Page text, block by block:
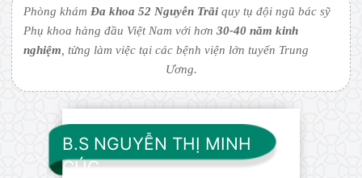
Phòng khámĐa khoa 52 Nguyễn Trãi quy tụ đội ngũ bác sỹ
Phụ khoa hàng đầu Việt Nam với hơn30-40 năm kinh
nghiệm , từng làm việc tại các bệnh viện lớn tuyến Trung
Ương.
B.S NGUYỄN THỊ MINH
CÚC